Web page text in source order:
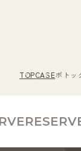
TOPCASEボト
RESERVE